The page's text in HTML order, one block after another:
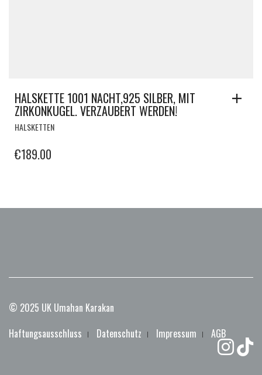
HALSKETTE 1001 NACHT,925 SILBER, MIT
ZIRKONKUGEL. VERZAUBERT WERDEN!
HALSKETTEN
€189.00
© 2025 UK Umahan Karakan
Haftungsausschluss
Datenschutz Impressum AGB